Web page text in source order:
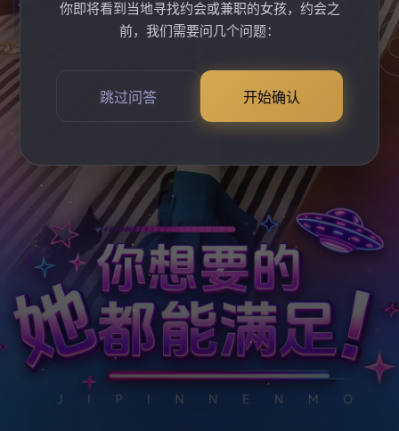
你即将看到当地寻找约会或兼职的女孩，约会之
前，我们需要问几个问题：
跳过问答 开始确认